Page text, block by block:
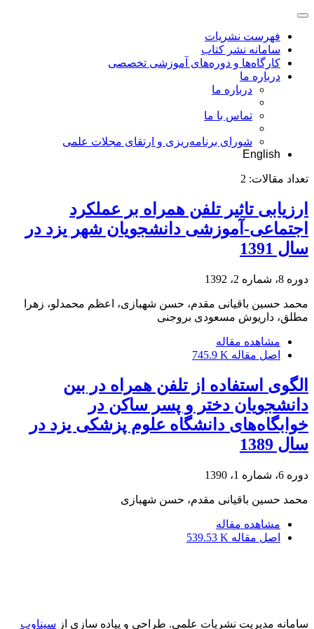
فهرست نشریات
سامانه نشر کتاب
کارگاه‌ها و دوره‌های آموزشی تخصصی
درباره ما
درباره ما
تماس با ما
شورای برنامه‌ریزی و ارتقای مجلات علمی
English
تعداد مقالات: 2
ارزیابی تاثیر تلفن همراه بر عملکرد
اجتماعی-آموزشی دانشجویان شهر یزد در
سال 1391
دوره 8، شماره 2، 1392
محمد حسین باقیانی مقدم، حسن شهبازی، اعظم محمدلو، زهرا
مطلق، داریوش مسعودی بروجنی
مشاهده مقاله
اصل مقاله 745.9 K
الگوی استفاده از تلفن همراه در بین
دانشجویان دختر و پسر ساکن در
خوابگاه‌های دانشگاه علوم پزشکی یزد در
سال 1389
دوره 6، شماره 1، 1390
محمد حسین باقیانی مقدم، حسن شهبازی
مشاهده مقاله
اصل مقاله 539.53 K
سامانه مدیریت نشریات علمی. طراحی و پیاده سازی از سیناوب